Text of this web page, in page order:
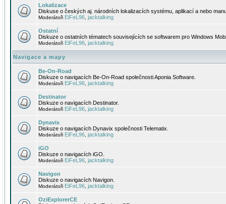
Lokalizace
Diskuse o českých aj. národních lokalizacích systému, aplikací a nebo
Moderátoři EiFeL96 jacktalking
Ostatní
Diskuze o ostatních tématech souvisejících se softwarem pro Windows
Moderátoři EiFeL96 jacktalking
Navigace a mapy
Be-On-Road
Diskuze o navigacích Be-On-Road společnosti Aponia Software.
Moderátoři EiFeL96 jacktalking
Destinator
Diskuze o navigacích Destinator.
Moderátoři EiFeL96 jacktalking
Dynavix
Diskuze o navigacích Dynavix společnosti Telematix.
Moderátoři EiFeL96 jacktalking
iGO
Diskuze o navigacích iGO.
Moderátoři EiFeL96 jacktalking
Navigon
Diskuze o navigacích Navigon.
Moderátoři EiFeL96 jacktalking
OziExplorerCE